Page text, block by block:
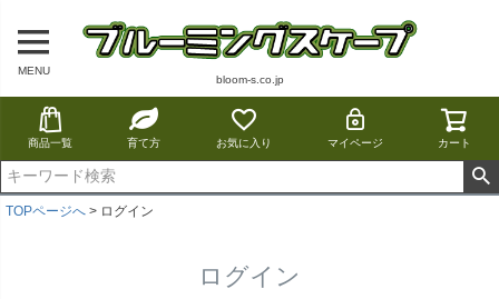
MENU
bloom-s.co.jp
商品一覧 育て方 お気に入り マイページ カート
TOPページへ ログイン
ログイン